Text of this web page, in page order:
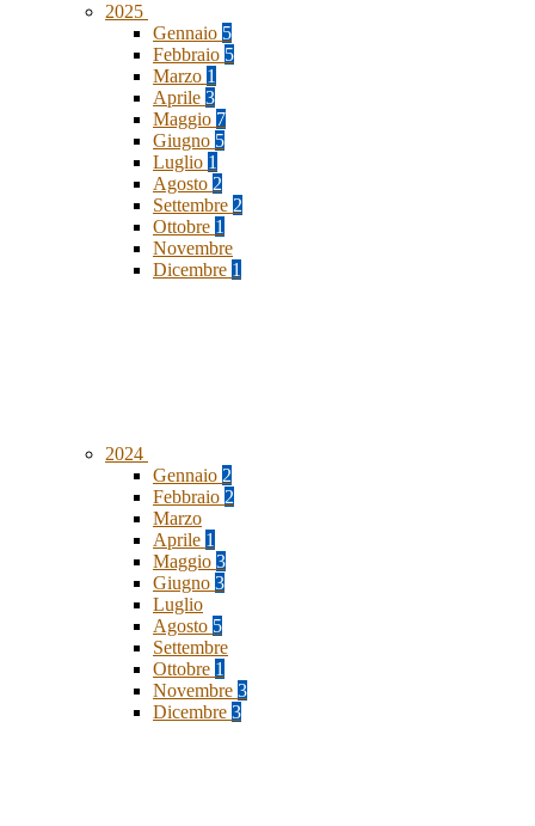
2025
Gennaio 5
Febbraio 5
Marzo 1
Aprile 3
Maggio 7
Giugno 5
Luglio 1
Agosto 2
Settembre 2
Ottobre 1
Novembre
Dicembre 1
2024
Gennaio 2
Febbraio 2
Marzo
Aprile 1
Maggio 3
Giugno 3
Luglio
Agosto 5
Settembre
Ottobre 1
Novembre 3
Dicembre 3